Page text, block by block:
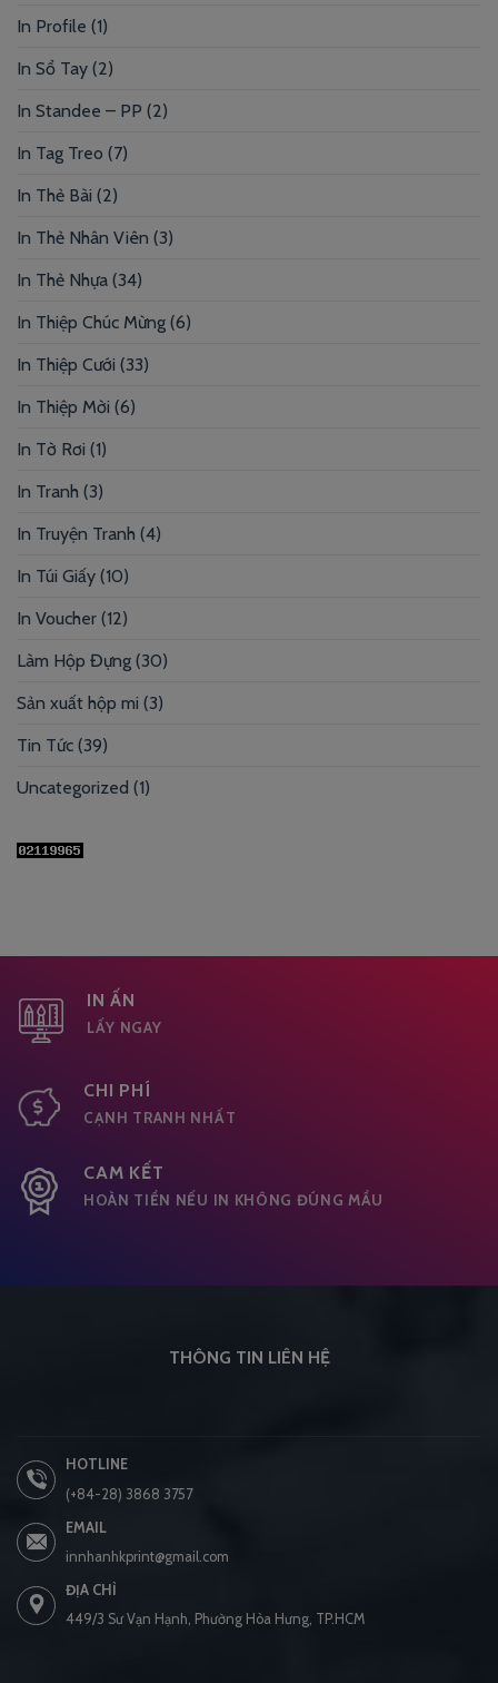
In Profile (1)
In Sổ Tay (2)
In Standee – PP (2)
In Tag Treo (7)
In Thẻ Bài (2)
In Thẻ Nhân Viên (3)
In Thẻ Nhựa (34)
In Thiệp Chúc Mừng (6)
In Thiệp Cưới (33)
In Thiệp Mời (6)
In Tờ Rơi (1)
In Tranh (3)
In Truyện Tranh (4)
In Túi Giấy (10)
In Voucher (12)
Làm Hộp Đựng (30)
Sản xuất hộp mi (3)
Tin Tức (39)
Uncategorized (1)
IN ẤN
LẤY NGAY
CHI PHÍ
CẠNH TRANH NHẤT
CAM KẾT
HOÀN TIỀN NẾU IN KHÔNG ĐÚNG MẦU
THÔNG TIN LIÊN HỆ
HOTLINE
(+84-28) 3868 3757
EMAIL
innhanhkprint@gmail.com
ĐỊA CHỈ
449/3 Sư Vạn Hạnh, Phường Hòa Hưng, TP.HCM